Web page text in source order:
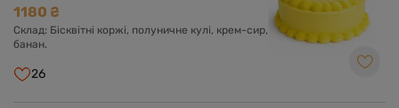
1180 ₴
Склад: Бісквітні коржі, полуничне кулі, крем-сир,
банан.
26